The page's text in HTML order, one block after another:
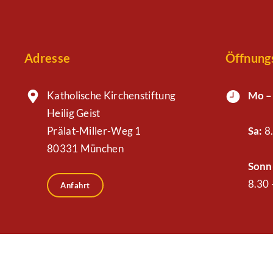
Adresse
Katholische Kirchenstiftung
Heilig Geist
Prälat-Miller-Weg 1
80331 München
Anfahrt
Mo
Sa:
8.30